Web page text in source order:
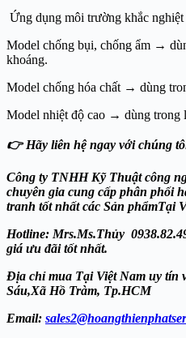
Ứng dụng môi trường khắc nghiệt
Model chống bụi, chống ẩm →
khoáng.
Model chống hóa chất → dùng
Model nhiệt độ cao → dùng trong
👉 Hãy liên hệ ngay với chúng
Công ty TNHH Kỹ Thuật công
chuyên gia cung cấp phân phối
tranh tốt nhất các Sản phẩmTại
Hotline: Mrs.Ms.Thủy
giá ưu đãi tốt nhất.
Địa chỉ mua Tại Việt Nam uy tín
Sáu,Xã Hồ Tràm, Tp.HCM
Email: